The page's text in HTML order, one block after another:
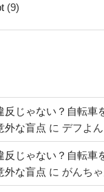
(9)
反じゃない？自転車
外な盲点 に デフよん
反じゃない？自転車
外な盲点 に がんち